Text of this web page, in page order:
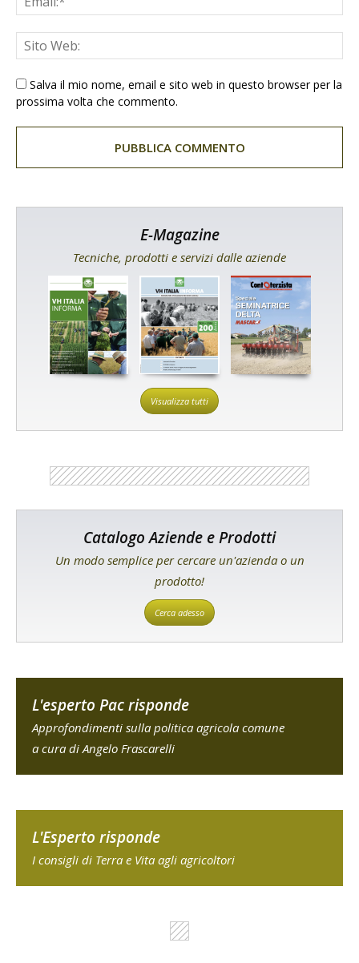
Salva il mio nome, email e sito web in questo browser per la
prossima volta che commento.
E-Magazine
Tecniche, prodotti e servizi dalle aziende
Visualizza tutti
Catalogo Aziende e Prodotti
Un modo semplice per cercare un'azienda o un
prodotto!
Cerca adesso
L'esperto Pac risponde
Approfondimenti sulla politica agricola comune
a cura di Angelo Frascarelli
L'Esperto risponde
I consigli di Terra e Vita agli agricoltori